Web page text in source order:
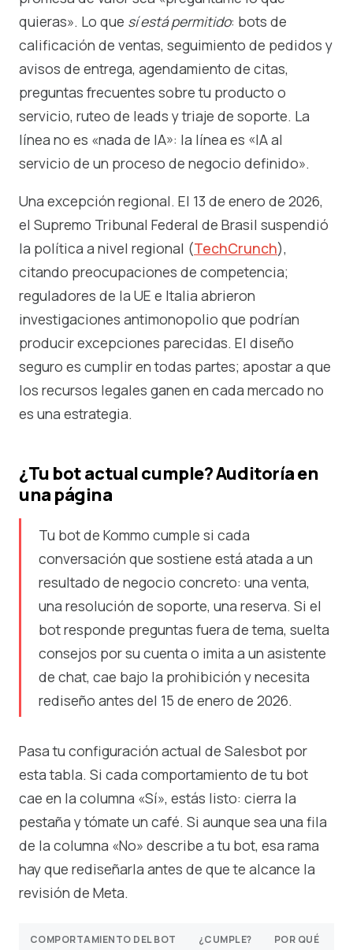
quieras». Lo que sí está permitido: bots de
calificación de ventas, seguimiento de pedidos y
avisos de entrega, agendamiento de citas,
preguntas frecuentes sobre tu producto o
servicio, ruteo de leads y triaje de soporte. La
línea no es «nada de IA»: la línea es «IA al
servicio de un proceso de negocio definido».
Una excepción regional. El 13 de enero de 2026,
el Supremo Tribunal Federal de Brasil suspendió
la política a nivel regional (TechCrunch),
citando preocupaciones de competencia;
reguladores de la UE e Italia abrieron
investigaciones antimonopolio que podrían
producir excepciones parecidas. El diseño
seguro es cumplir en todas partes; apostar a que
los recursos legales ganen en cada mercado no
es una estrategia.
¿Tu bot actual cumple? Auditoría en
una página
Tu bot de Kommo cumple si cada
conversación que sostiene está atada a un
resultado de negocio concreto: una venta,
una resolución de soporte, una reserva. Si el
bot responde preguntas fuera de tema, suelta
consejos por su cuenta o imita a un asistente
de chat, cae bajo la prohibición y necesita
rediseño antes del 15 de enero de 2026.
Pasa tu configuración actual de Salesbot por
esta tabla. Si cada comportamiento de tu bot
cae en la columna «Sí», estás listo: cierra la
pestaña y tómate un café. Si aunque sea una fila
de la columna «No» describe a tu bot, esa rama
hay que rediseñarla antes de que te alcance la
revisión de Meta.
COMPORTAMIENTO DEL BOT ¿CUMPLE? POR QUÉ